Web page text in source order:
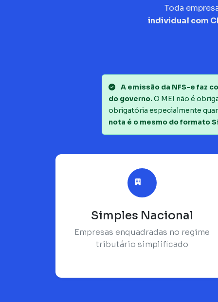
Toda
individual com
A emissão da NFS-e faz
do governo.O MEI não é
obrigatória especialmente
nota é o mesmo do formato
Simples Nacional
Empresas enquadradas no regime
tributário simplificado